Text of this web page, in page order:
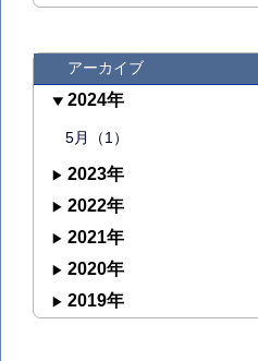
アーカイブ
2024年
5月（1）
2023年
2022年
2021年
2020年
2019年